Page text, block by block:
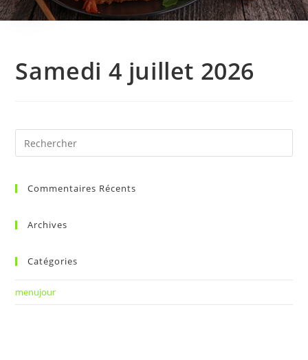
Samedi 4 juillet 2026
Commentaires Récents
Archives
Catégories
menujour